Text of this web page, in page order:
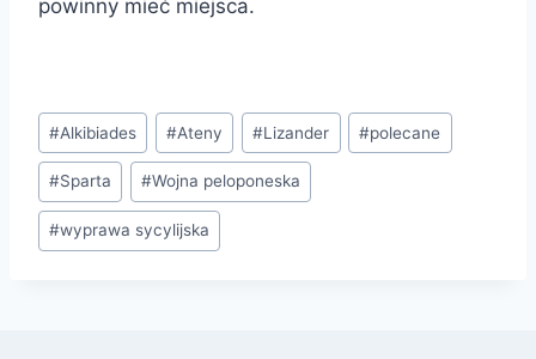
powinny mieć miejsca.
Tagi
wpisu:
#Alkibiades #Ateny #Lizander #polecane
#Sparta #Wojna peloponeska
#wyprawa sycylijska